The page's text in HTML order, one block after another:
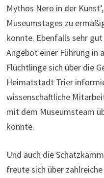
Mythos Nero in der
Museumstages zu
konnte. Ebenfalls sehr
Angebot einer Führung in
Flüchtlinge sich über die
Heimatstadt Trier
wissenschaftliche
mit dem Museumsteam
konnte.
Und auch die
freute sich über